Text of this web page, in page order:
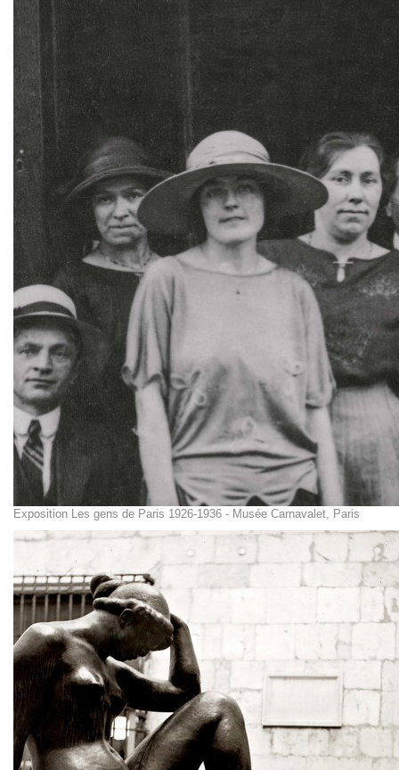
Exposition Les gens de Paris 1926-1936 - Musée Carnavalet, Paris